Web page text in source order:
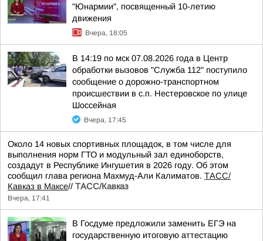
"Юнармии", посвященный 10-летию
движения
Вчера, 18:05
В 14:19 по мск 07.08.2026 года в Центр
обработки вызовов "Служба 112" поступило
сообщение о дорожно-транспортном
происшествии в с.п. Нестеровское по улице
Шоссейная
Вчера, 17:45
Около 14 новых спортивных площадок, в том числе для
выполнения норм ГТО и модульный зал единоборств,
создадут в Республике Ингушетия в 2026 году. Об этом
сообщил глава региона Махмуд-Али Калиматов. ТАСС/
Кавказ в Максе// ТАСС/Кавказ
Вчера, 17:41
В Госдуме предложили заменить ЕГЭ на
государственную итоговую аттестацию